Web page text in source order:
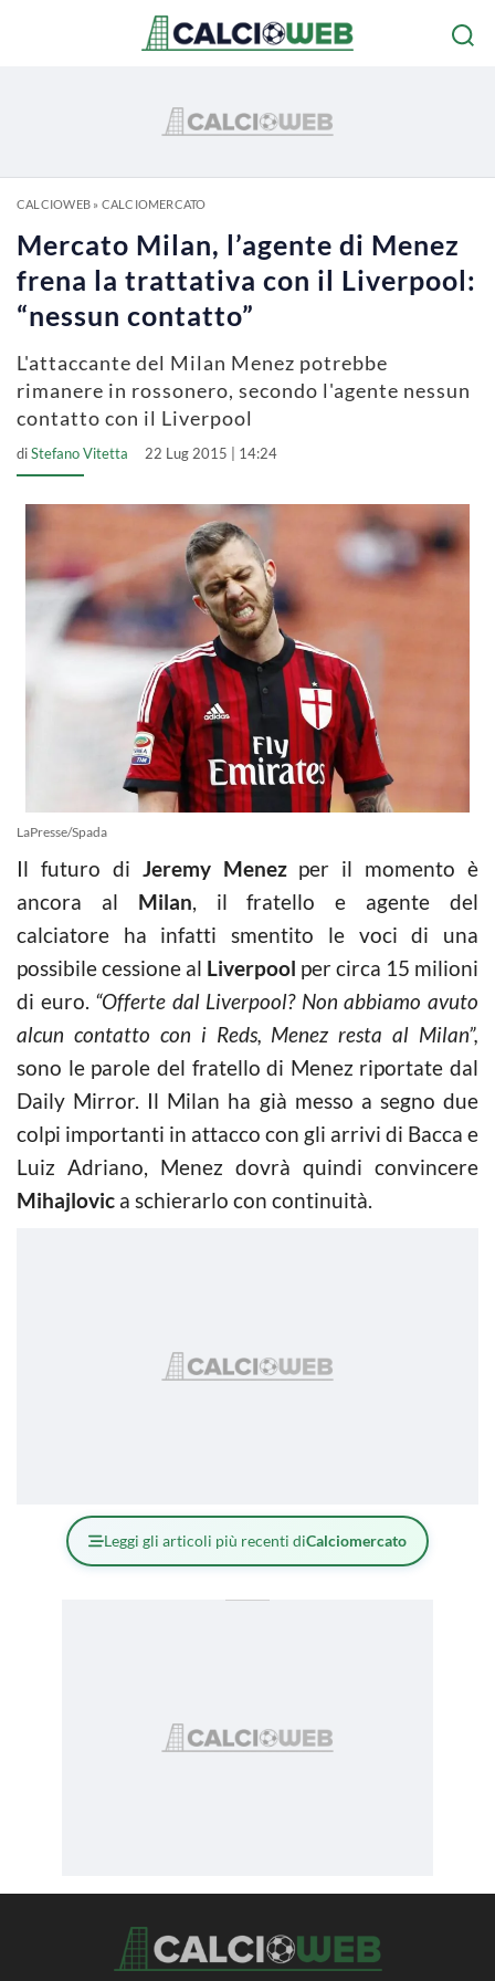
CALCIOWEB» CALCIOMERCATO
Mercato Milan, l’agente di Menez
frena la trattativa con il Liverpool:
“nessun contatto”
L'attaccante del Milan Menez potrebbe
rimanere in rossonero, secondo l'agente nessun
contatto con il Liverpool
diStefano Vitetta 22 Lug 2015 | 14:24
LaPresse/Spada
Il futuro di Jeremy Menezper il momento è
ancora al Milan, il fratello e agente del
calciatore ha infatti smentito le voci di una
possibile cessione al Liverpool per circa 15 milioni
di euro. “Offerte dal Liverpool? Non abbiamo avuto
alcun contatto con i Reds, Menez resta al Milan”,
sono le parole del fratello di Menez riportate dal
Daily Mirror. Il Milan ha già messo a segno due
colpi importanti in attacco con gli arrivi di Bacca e
Luiz Adriano, Menez dovrà quindi convincere
Mihajlovic a schierarlo con continuità.
Leggi gli articoli più recenti diCalciomercato